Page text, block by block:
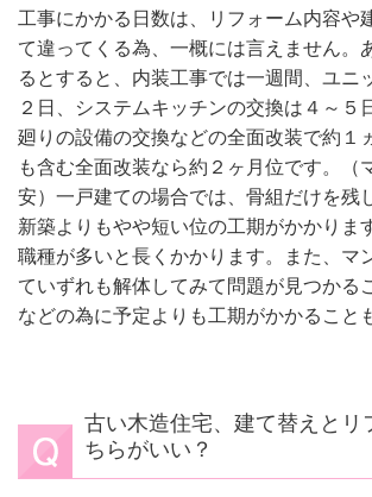
工事にかかる日数は、リフォーム内容や
て違ってくる為、一概には言えません。
るとすると、内装工事では一週間、ユニ
２日、システムキッチンの交換は４～５
廻りの設備の交換などの全面改装で約１
も含む全面改装なら約２ヶ月位です。（
安）一戸建ての場合では、骨組だけを残
新築よりもやや短い位の工期がかかりま
職種が多いと長くかかります。また、マ
ていずれも解体してみて問題が見つかる
などの為に予定よりも工期がかかること
古い木造住宅、建て替えとリ
ちらがいい？